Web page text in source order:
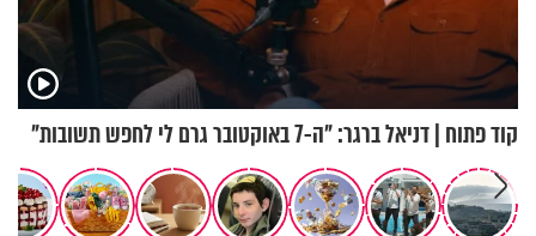
קוד פתוח | דניאל ברגר: "ה-7 באוקטובר גרם לי לחפש תשובות"